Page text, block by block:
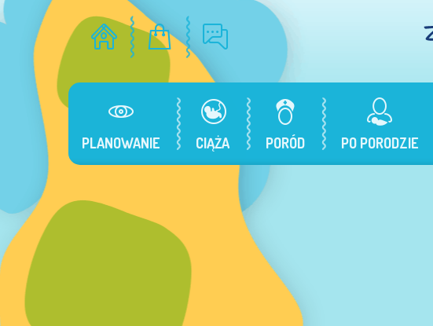
PLANOWANIE CIĄŻA PORÓD PO PORODZIE